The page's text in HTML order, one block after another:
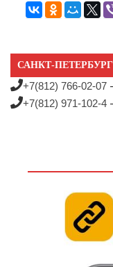
САНКТ-ПЕТЕРБУРГ
+7(812) 766-02-07
+7(812) 971-102-4